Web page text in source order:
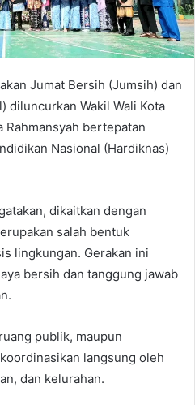
Jumat Bersih (Jumsih) dan
diluncurkan Wakil Wali Kota
Rahmansyah bertepatan
Nasional (Hardiknas)
dikaitkan dengan
salah bentuk
lingkungan. Gerakan ini
bersih dan tanggung jawab
publik, maupun
langsung oleh
dan kelurahan.